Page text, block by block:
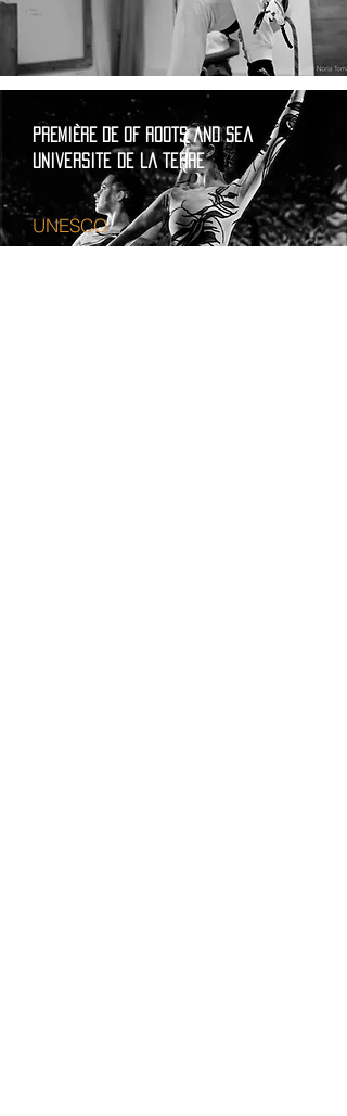
PREMIÈRE DE of roots and sea
Universite de la terre
UNESCO
Paris